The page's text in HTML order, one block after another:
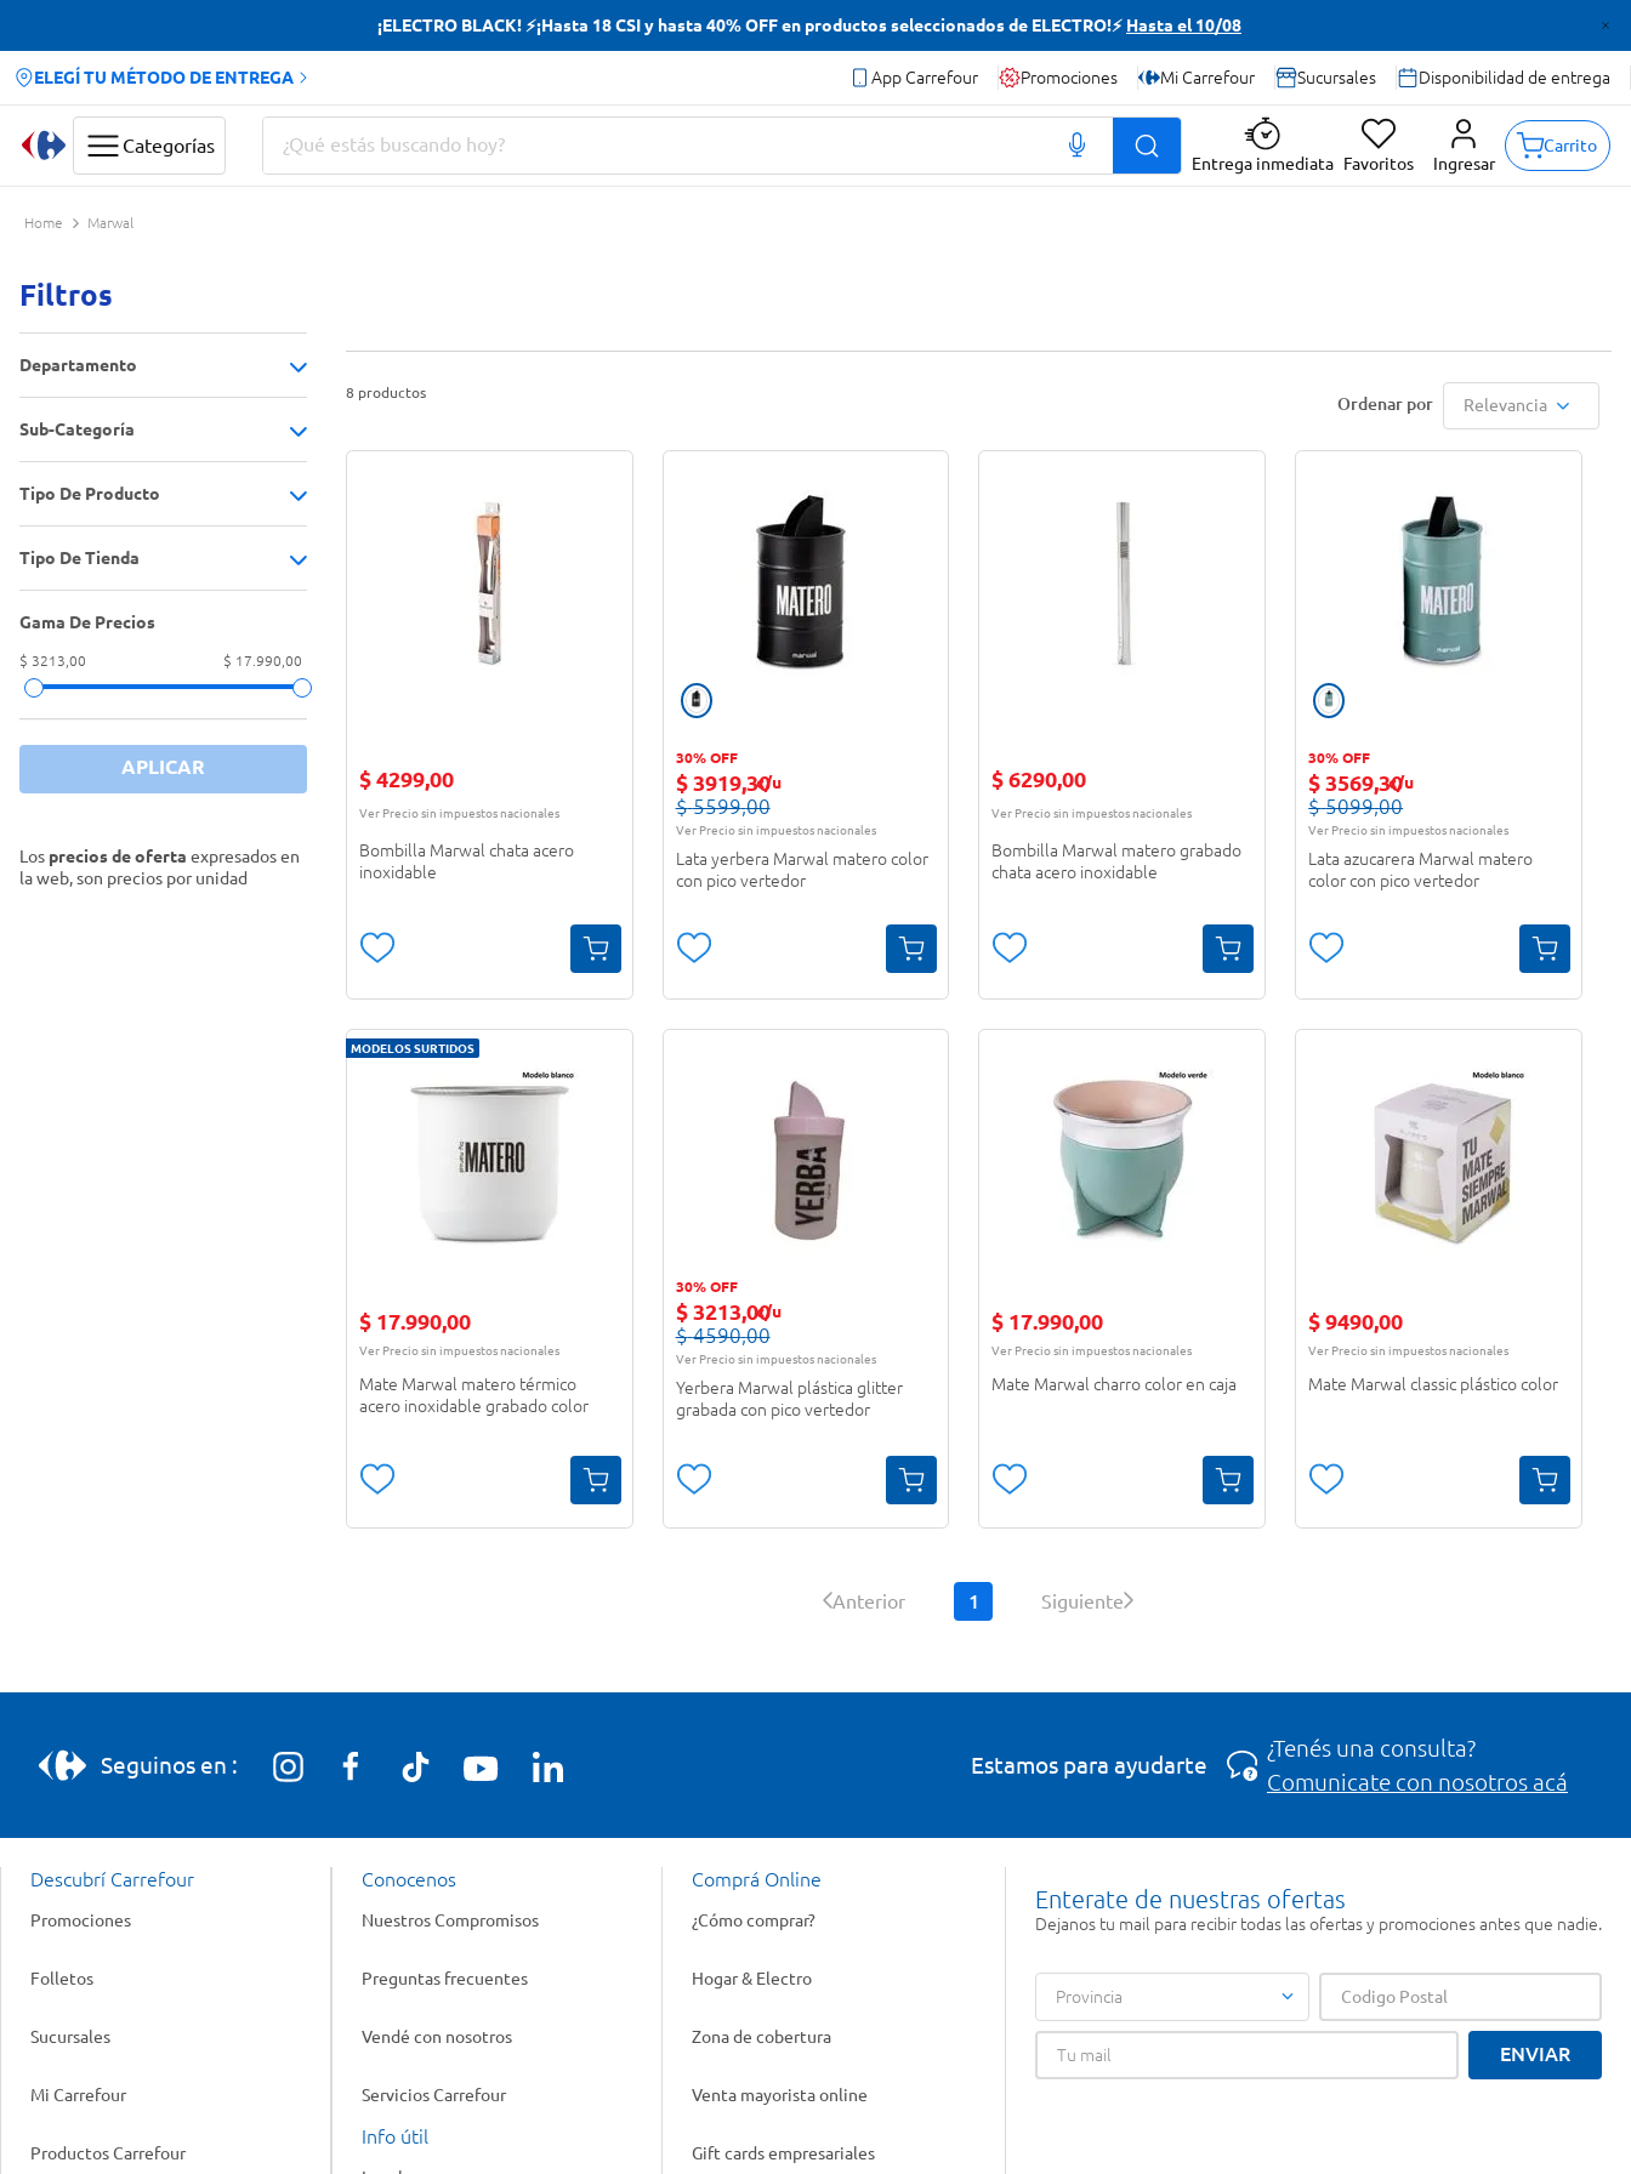
¡ELECTRO BLACK! ⚡¡Hasta 18 CSI y hasta 40% OFF en productos seleccionados de ELECTRO!⚡ Hasta el 10/08
ELEGÍ TU MÉTODO DE ENTREGA App Carrefour Promociones Mi Carrefour Sucursales Disponibilidad de entrega
Categorías
¿Qué estás buscando hoy?
Entrega inmediata Favoritos Ingresar
Carrito
Marwal
Filtros
Departamento
Hogar(8)
Sub-Categoría
Cubiertos y utensilios
Herméticos, frascos y botellas
Termos, mates y accesorios(6)
Tipo De Producto
Azucarera(3
1
Cuchara
2
Tipo De Tienda
Tienda Carrefour
Gama De Precios
$ 3213,00 $ 17.990,00
APLICAR
Los precios de oferta expresados en
la web, son precios por unidad
8 productos
Relevancia
$ 4299,00
Ver Precio sin impuestos nacionales
Bombilla Marwal chata acero
inoxidable
30% OFF
$ 3919,30c/u
$ 5599,00
Ver Precio sin impuestos nacionales
Lata yerbera Marwal matero color
con pico vertedor
$ 6290,00
Ver Precio sin impuestos nacionales
Bombilla Marwal matero grabado
chata acero inoxidable
30% OFF
$3569,30c/u
$ 5099,00
Ver Precio sin impuestos nacionales
Lata azucarera Marwal matero
color con pico vertedor
MODELOS SURTIDOS
$ 17.990,00
Ver Precio sin impuestos nacionales
Mate Marwal matero térmico
acero inoxidable grabado color
30% OFF
$ 3213,00c/u
$ 4590,00
Ver Precio sin impuestos nacionales
Yerbera Marwal plástica glitter
grabada con pico vertedor
$ 17.990,00
Ver Precio sin impuestos nacionales
Mate Marwal charro color en caja
$9490,00
Ver Precio sin impuestos nacionales
Mate Marwal classic plástico color
Anterior 1 Siguiente
Seguinos en : Estamos para ayudarte
¿Tenés una consulta?
Comunicate con nosotros acá
Descubrí Carrefour
Promociones
Folletos
Sucursales
Mi Carrefour
Productos Carrefour
Conocenos
Nuestros Compromisos
Preguntas frecuentes
Vendé con nosotros
Servicios Carrefour
Info útil
Comprá Online
¿Cómo comprar?
Hogar & Electro
Zona de cobertura
Venta mayorista online
Gift cards empresariales
Enterate de nuestras ofertas
Dejanos tu mail para recibir todas las ofertas y promociones antes que nadie.
Provincia
ENVIAR
Términos más buscados
Cerveza